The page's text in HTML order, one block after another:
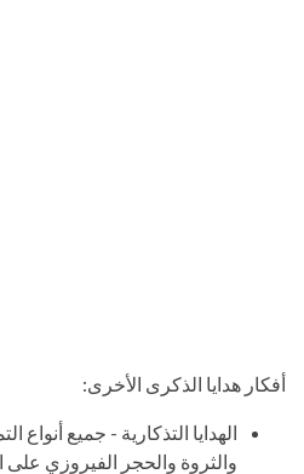
أفكار هدايا الذكرى الأخرى:
الهدايا التذكارية - جميع أنواع
والثروة والحجر الفيروزي على